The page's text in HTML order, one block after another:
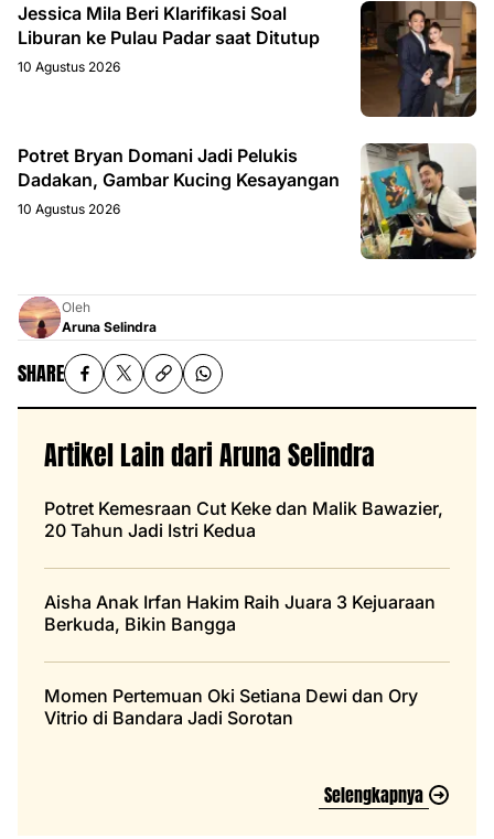
Jessica Mila Beri Klarifikasi Soal
Liburan ke Pulau Padar saat Ditutup
10 Agustus 2026
Potret Bryan Domani Jadi Pelukis
Dadakan, Gambar Kucing Kesayangan
10 Agustus 2026
Oleh
Aruna Selindra
SHARE
Artikel Lain dari Aruna Selindra
Potret Kemesraan Cut Keke dan Malik Bawazier,
20 Tahun Jadi Istri Kedua
Aisha Anak Irfan Hakim Raih Juara 3 Kejuaraan
Berkuda, Bikin Bangga
Momen Pertemuan Oki Setiana Dewi dan Ory
Vitrio di Bandara Jadi Sorotan
Selengkapnya